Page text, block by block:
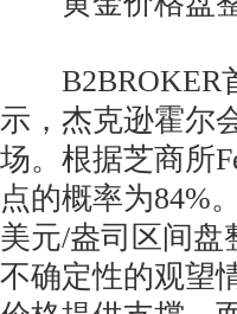
B2BROKER首
示，杰克逊霍尔
场。根据芝商所
点的概率为84%
美元/盎司区间盘
不确定性的观望